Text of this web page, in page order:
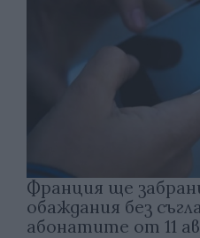
Франция ще
обаждания без
абонатите от 11